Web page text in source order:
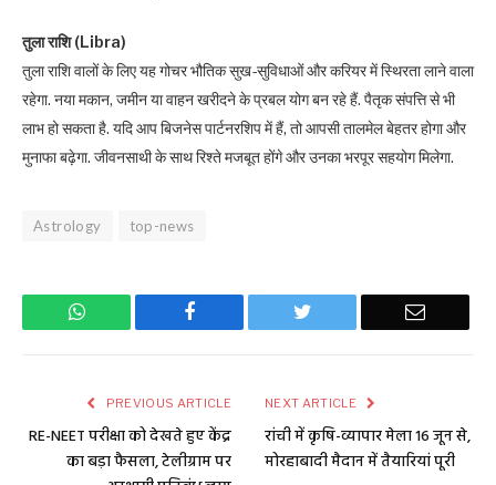
तुला राशि (Libra)
तुला राशि वालों के लिए यह गोचर भौतिक सुख-सुविधाओं और करियर में स्थिरता लाने वाला
रहेगा. नया मकान, जमीन या वाहन खरीदने के प्रबल योग बन रहे हैं. पैतृक संपत्ति से भी
लाभ हो सकता है. यदि आप बिजनेस पार्टनरशिप में हैं, तो आपसी तालमेल बेहतर होगा और
मुनाफा बढ़ेगा. जीवनसाथी के साथ रिश्ते मजबूत होंगे और उनका भरपूर सहयोग मिलेगा.
Astrology top-news
WhatsApp Facebook Twitter Email
PREVIOUS ARTICLE
RE-NEET परीक्षा को देखते हुए केंद्र
का बड़ा फैसला, टेलीग्राम पर
NEXT ARTICLE
रांची में कृषि-व्यापार मेला 16 जून से,
मोरहाबादी मैदान में तैयारियां पूरी